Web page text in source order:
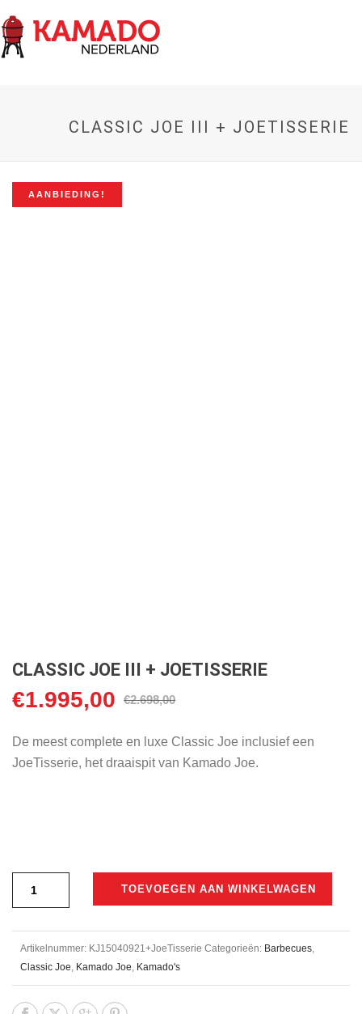
CLASSIC JOE III + JOETISSERIE
AANBIEDING!
CLASSIC JOE III + JOETISSERIE
€2.698,00
Oorspronkelijke
was:
€2.698,00.
€1.995,00 Huidige
is:
€1.995,00.
De meest complete en luxe Classic Joe inclusief een
JoeTisserie, het draaispit van Kamado Joe.
TOEVOEGEN AAN WINKELWAGEN
Artikelnummer: KJ15040921+JoeTisserie Categorieën: Barbecues
Classic Joe Kamado Joe Kamado's